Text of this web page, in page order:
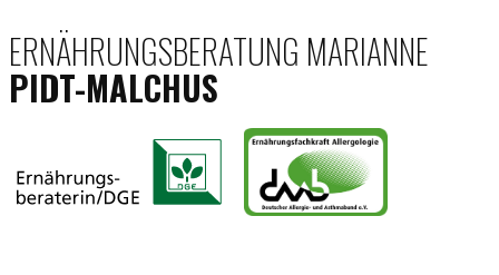
ERNÄHRUNGSBERATUNG MARIANNE
PIDT-MALCHUS